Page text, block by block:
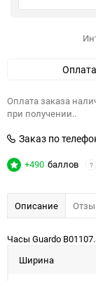
Оплата
Оплата заказа
при получении..
Заказ по
+490 баллов ?
Описание
Часы Guardo
Ширина